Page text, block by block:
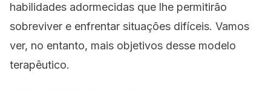
habilidades adormecidas que lhe permitirão
sobreviver e enfrentar situações difíceis. Vamos
ver, no entanto, mais objetivos desse modelo
terapêutico.